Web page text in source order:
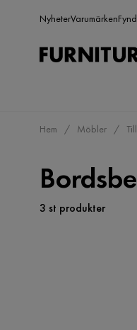
NyheterVarumärken
Hem Möbler
3 st produkter